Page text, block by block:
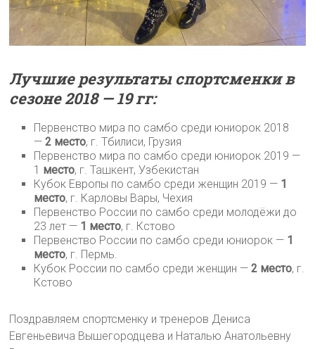
Лучшие результаты спортсменки в
сезоне 2018 — 19 гг:
Первенство мира по самбо среди юниорок 2018
—2 место, г. Тбилиси, Грузия
Первенство мира по самбо среди юниорок 2019 —
1 место, г. Ташкент, Узбекистан
Кубок Европы по самбо среди женщин 2019 — 1
место, г. Карловы Вары, Чехия
Первенство России по самбо среди молодёжи до
23 лет — 1 место, г. Кстово
Первенство России по самбо среди юниорок — 1
место, г. Пермь.
Кубок России по самбо среди женщин —2 место, г.
Кстово
Поздравляем спортсменку и тренеров Дениса
Евгеньевича Вышегородцева и Наталью Анатольевну